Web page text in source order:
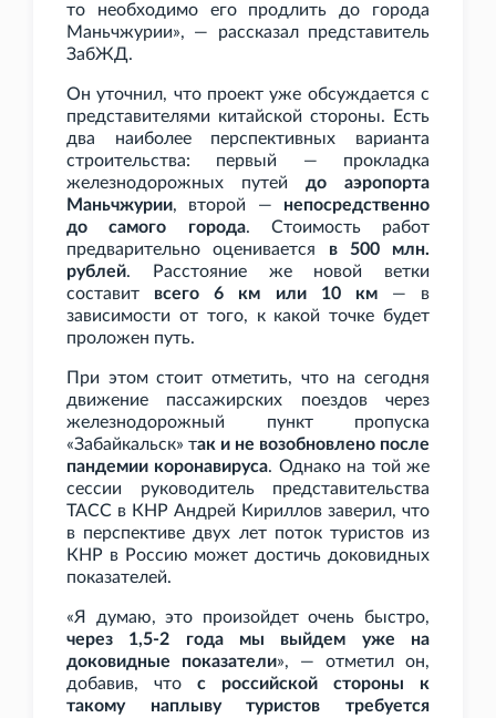
то необходимо его продлить до города
Маньчжурии», — рассказал представитель
ЗабЖД.
Он уточнил, что проект уже обсуждается с
представителями китайской стороны. Есть
два наиболее перспективных варианта
строительства: первый — прокладка
железнодорожных путей до аэропорта
Маньчжурии, второй — непосредственно
до самого города. Стоимость работ
предварительно оценивается в 500
млн.
рублей. Расстояние же новой ветки
составит всего 6 км или 10 км— в
зависимости от того, к какой точке будет
проложен путь.
При этом стоит отметить, что на сегодня
движение пассажирских поездов через
железнодорожный пункт пропуска
«Забайкальск» так и не возобновлено после
пандемии коронавируса. Однако на той же
сессии руководитель представительства
ТАСС в КНР Андрей Кириллов заверил, что
в перспективе двух лет поток туристов из
КНР в Россию может достичь доковидных
показателей.
«Я думаю, это произойдет очень быстро,
через 1,5-2 года мы выйдем уже на
доковидные показатели», — отметил он,
добавив, что с российской стороны к
такому наплыву туристов требуется